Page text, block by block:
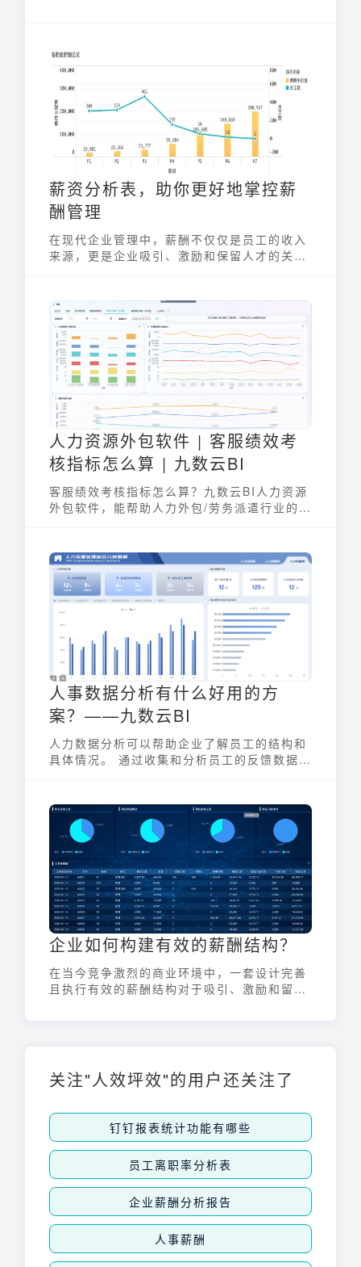
薪资分析表，助你更好地掌控薪
酬管理
在现代企业管理中，薪酬不仅仅是员工的收入
来源，更是企业吸引、激励和保留人才的关键
构、洞察薪酬趋势，从而制定更具竞争力的薪
酬策略，提升整体运营效率。
人力资源外包软件 | 客服绩效考
核指标怎么算 | 九数云BI
客服绩效考核指标怎么算？九数云BI人力资源
外包软件，能帮助人力外包/劳务派遣行业的信
人事数据分析有什么好用的方
案？——九数云BI
人力数据分析可以帮助企业了解员工的结构和
具体情况。 通过收集和分析员工的反馈数据，
来看人事分析~
企业如何构建有效的薪酬结构？
在当今竞争激烈的商业环境中，一套设计完善
且执行有效的薪酬结构对于吸引、激励和留住
关注"人效坪效"的用户还关注了
钉钉报表统计功能有哪些
员工离职率分析表
企业薪酬分析报告
人事薪酬